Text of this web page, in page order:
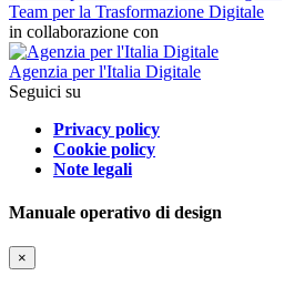
Team per la Trasformazione Digitale
in collaborazione con
Agenzia per l'Italia Digitale
Seguici su
Privacy policy
Cookie policy
Note legali
Manuale operativo di design
×